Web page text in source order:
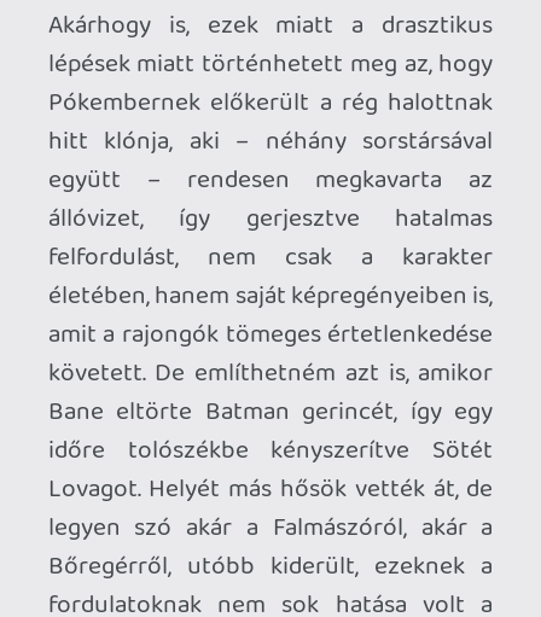
Így van ez a nagy elhalálozásokkal is:
annak idején ritkaságszámba ment,
viszont azóta lassan már mindennapossá
válik, hogy a karakterek (és itt most nem
csak a Batman, Pókember kaliberű
hősökre kell gondolni) minimum
szökőévente megjárják egyszer oda-
vissza a túlvilágot. Súlya nincs, izgalma
sem nagyon, hiszen úgyis tudjuk, hogy
előbb-utóbb visszatér az adott szereplő
– időközben konkrétan üzletpolitikává
nemesedett a nagy kiadóknál az, hogy
beharangozzák a hatalmas, drámai véget,
végleg azonban sosem temetik el
szeretett hőseiket. Mondjuk ezt az
olvasók tetemesebb része tudta
Superman elhalálozásánál is (nyilván nem
fognak visszafordíthatatlanul kinyírni
egy ekkora nemzeti ikont), annak
ellenére, hogy a ’90-es évek elején még
más szelek fújtak.